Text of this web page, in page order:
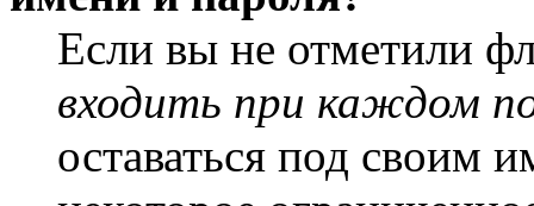
Если вы не отметили
входить при каждом
оставаться под своим